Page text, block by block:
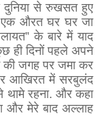
दुनिया से रुखसत हुए
एक औरत घर घर जा
के बारे में याद
ही दिनों पहले अपने
की जगह पर जमा कर
आखिरत में सरबुलंद
थामे रहना. और कहा
और मेरे बाद अल्लाह